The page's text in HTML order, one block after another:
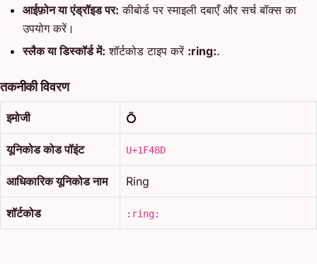
आईफ़ोन या एंड्रॉइड पर: कीबोर्ड पर स्माइली दबाएँ और सर्च बॉक्स का
उपयोग करें।
स्लैक या डिस्कॉर्ड में: शॉर्टकोड टाइप करें :ring:.
तकनीकी विवरण
इमोजी 💍
यूनिकोड कोड पॉइंट U+1F48D
आधिकारिक यूनिकोड नाम Ring
शॉर्टकोड :ring: